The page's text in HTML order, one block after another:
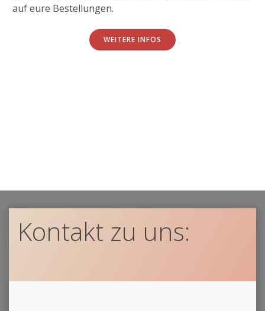
auf eure Bestellungen.
WEITERE INFOS
Kontakt zu uns: